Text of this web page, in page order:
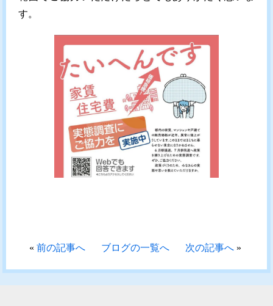
す。
«前の記事へ ブログの一覧へ 次の記事へ»